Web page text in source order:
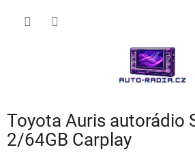
Toyota Auris autorádio
2/64GB Carplay